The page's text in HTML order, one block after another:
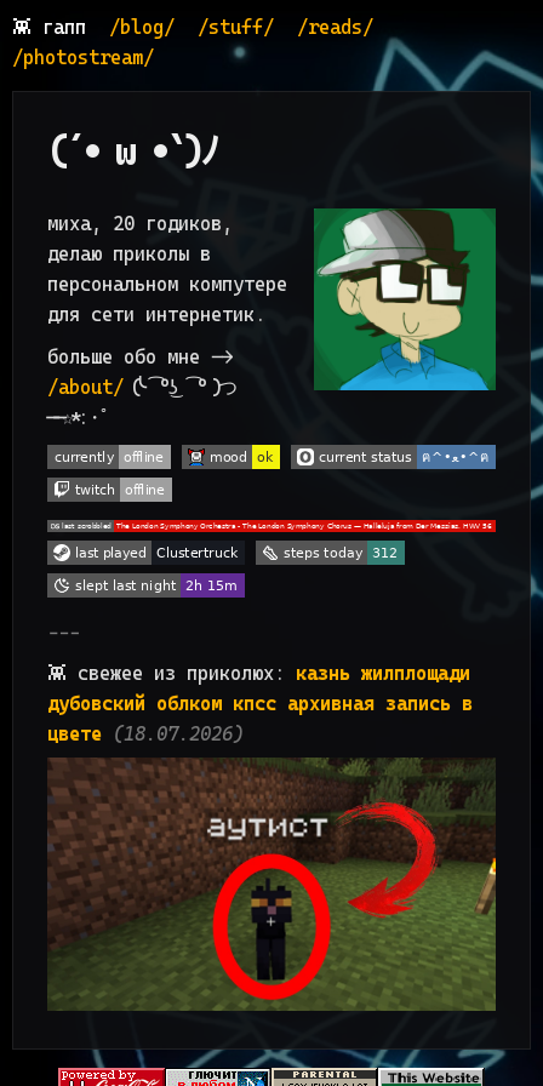
👾 гапп /blog/ /stuff/
/reads/
/photostream/
(´• ω •`)ﾉ
миха, 20 годиков,
делаю приколы в
персональном компутере
для сети интернетик.
больше обо мне ->
/about/ ╰( ͡° ͜ʖ ͡° )つ
──☆*:・ﾟ
👾 свежее из приколюх: казнь жилплощади
дубовский облком кпсс архивная запись в
цвете (18.07.2026)